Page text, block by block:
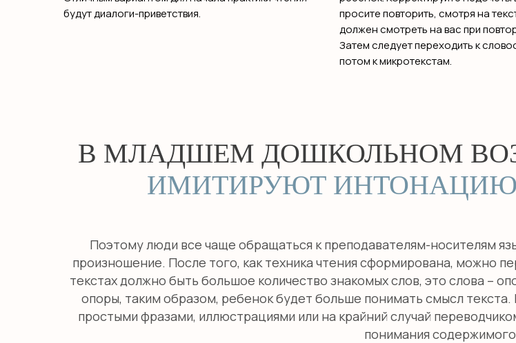
будут диалоги-приветствия.
просите повторить, смотря на
должен смотреть на вас при
Затем следует переходить к
потом к микротекстам.
В МЛАДШЕМ ДОШКОЛЬНОМ
ИМИТИРУЮТ
Поэтому люди все чаще обращаться к преподавателям-носителям
произношение. После того, как техника чтения сформирована, можно
текстах должно быть большое количество знакомых слов, это слова –
опоры, таким образом, ребенок будет больше понимать смысл
простыми фразами, иллюстрациями или на крайний случай
понимания содержимого